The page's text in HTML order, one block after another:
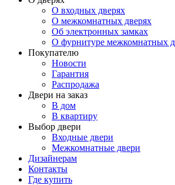
О входных дверях
О межкомнатных дверях
Об электронных замках
О фурнитуре межкомнатных
Покупателю
Новости
Гарантия
Распродажа
Двери на заказ
В дом
В квартиру
Выбор двери
Входные двери
Межкомнатные двери
Дизайнерам
Контакты
Где купить